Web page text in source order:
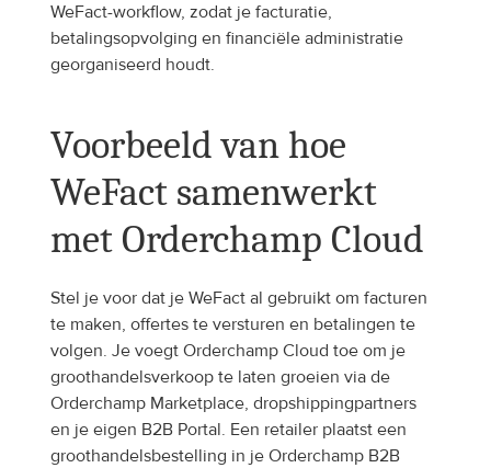
WeFact-workflow, zodat je facturatie,
betalingsopvolging en financiële administratie
georganiseerd houdt.
Voorbeeld van hoe
WeFact samenwerkt
met Orderchamp Cloud
Stel je voor dat je WeFact al gebruikt om facturen
te maken, offertes te versturen en betalingen te
volgen. Je voegt Orderchamp Cloud toe om je
groothandelsverkoop te laten groeien via de
Orderchamp Marketplace, dropshippingpartners
en je eigen B2B Portal. Een retailer plaatst een
groothandelsbestelling in je Orderchamp B2B